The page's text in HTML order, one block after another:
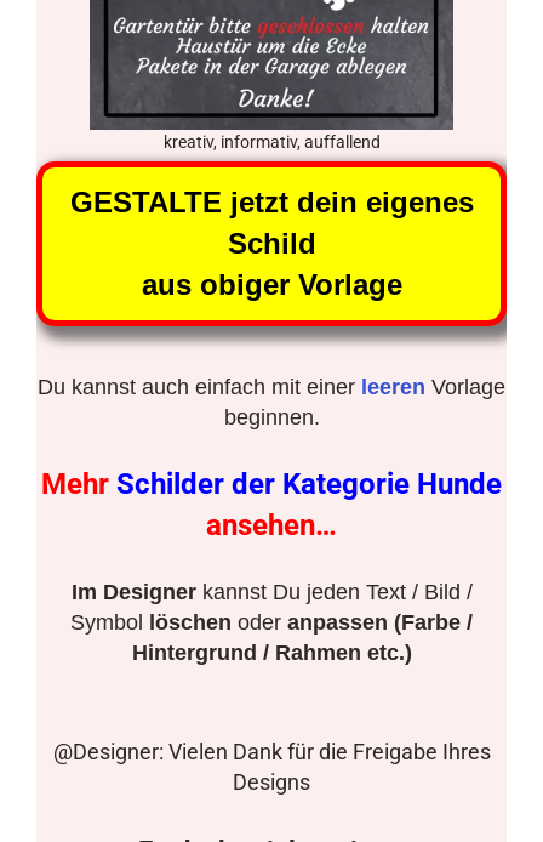
kreativ, informativ, auffallend
GESTALTE jetzt dein eigenes
Schild
aus obiger Vorlage
Du kannst auch einfach mit einer leeren Vorlage
beginnen.
Mehr Schilder der Kategorie Hunde
ansehen…
Im Designerkannst Du jeden Text / Bild /
Symbol
löschen oder anpassen (Farbe /
Hintergrund / Rahmen etc.)
@Designer: Vielen Dank für die Freigabe Ihres
Designs